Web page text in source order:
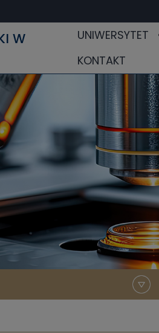
W
UNIWERSYTET
KONTAKT